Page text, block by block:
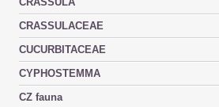
CRASSULACEAE
CUCURBITACEAE
CYPHOSTEMMA
CZ fauna